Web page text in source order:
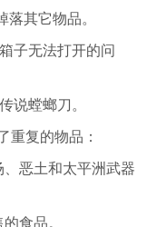
落其它物品。
子无法打开的问
说螳螂刀。
重复的物品：
恶土和太平洲武器
食品。